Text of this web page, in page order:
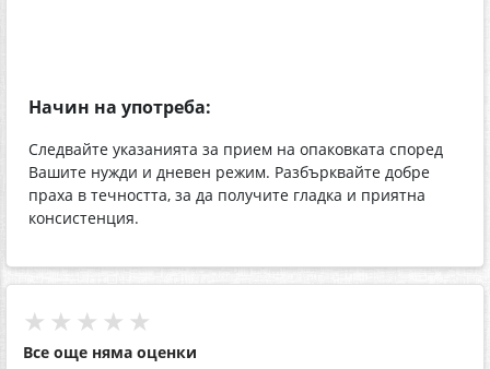
Начин на употреба:
Следвайте указанията за прием на опаковката според
Вашите нужди и дневен режим. Разбърквайте добре
праха в течността, за да получите гладка и приятна
консистенция.
★★★★★
Все още няма оценки